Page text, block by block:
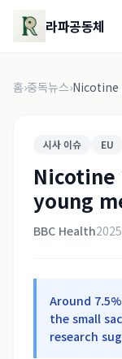
라파공동체
홈›중독뉴스›Nicotine
시사 이슈 EU
young
BBC Health
Around
the small
research